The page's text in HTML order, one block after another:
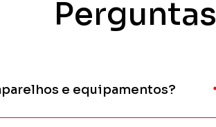
Perguntas
e equipamentos?